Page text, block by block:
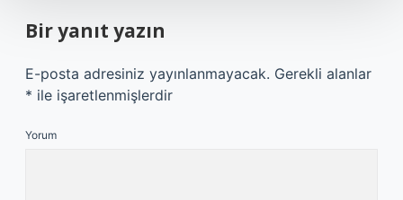
Bir yanıt yazın
E-posta adresiniz yayınlanmayacak. Gerekli alanlar
* ile işaretlenmişlerdir
Yorum